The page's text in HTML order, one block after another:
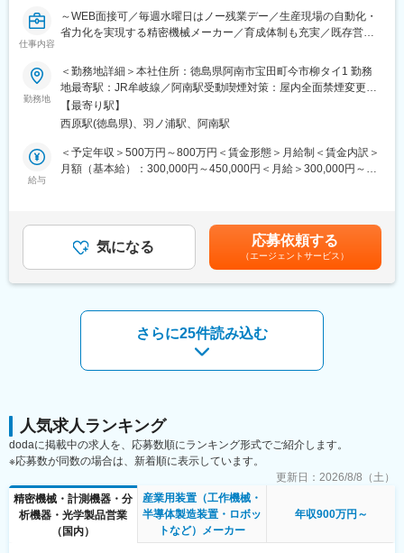
駐車場などを生み出す産業機械事業、様々な鋳造製法で素材開発
や機械加工に取り組む金属素形材事業。これら3つの分野を核に当
展開や整備にいっそう注力することで、世界レベルでの競争力を
さらに高めています。
■3つの「鉄」事業について
旋盤用チャック等、工作機械の製造や販売を行っています。チャ
ックは国内シェア60％と圧倒的な信頼を得ており、世界でも180
売を行っています。多くの人が利用する、ショッピングモールの
大型駐車場も当社が製造しています。
・金属素形材事業
自動車のミッション部品等、車にとって重要な製品の鋳造・部品
台」に当社の部品が搭載されています。
変更の範囲：会社の定める業務
仕事内容
～WEB面接可／毎週水曜日はノー残業デー／生産現場の自動化・
省力化を実現する精密機械メーカー／育成体制も充実／既存営業
■仕事内容：
主に自動車関連メーカーを対象に、製造現場の自動化・省力化を
支える検査機、組立機など多種多様な装置を独自開発する当社に
て、自動省力機械の営業業務をお任せします。
【変更の範囲：会社の定める業務】
■具体的には：
・納品後のアフターフォロー（製品不具合時の対応）※県外出張あ
※基本的には、既存顧客に対する営業となります。技術営業や設計
最初は、見積作成やサポート業務からスタートします。徐々に先
輩の商談同席を経て、営業活動を行っていきます。OJT形式で教
えていきますので、業界の専門用語など分からないことがあれば
しっかりサポートします。現在活躍をしている社員も、機械営業
未経験からスタートした方もいるので、ご安心ください。
■はたらく環境：
冷暖房、ロッカー、食堂兼休憩室を用意しています。休憩時間は4
割程度の方は食堂で過ごします。外食に行く方もいます。食堂で
は、仕出し弁当500円で販売しています。
■当社について
勤務地
＜勤務地詳細＞本社住所：徳島県阿南市宝田町今市柳タイ1 勤務
地最寄駅：JR牟岐線／阿南駅受動喫煙対策：屋内全面禁煙変更の
範囲：会社の定める事業所
【最寄り駅】
西原駅(徳島県)、羽ノ浦駅、阿南駅
給与
＜予定年収＞500万円～800万円＜賃金形態＞月給制＜賃金内訳＞
月額（基本給）：300,000円～450,000円＜月給＞300,000円～
（計3ヶ月分※直近実績）＋決算賞与（業績に合わせて）賃金はあ
くまでも目安の金額であり、選考を通じて上下する可能性があり
ます。月給(月額)は固定手当を含めた表記です。
気になる 応募依頼する
（エージェントサービス）
さらに25件読み込む
人気求人ランキング
dodaに掲載中の求人を、応募数順にランキング形式でご紹介します。
※応募数が同数の場合は、新着順に表示しています。
更新日： 2026/8/8（土）
精密機械・計測機器・分
析機器・光学製品営業
（国内）
産業用装置（工作機械・
半導体製造装置・ロボッ
トなど）メーカー
年収900万円～